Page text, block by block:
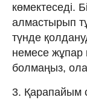
көмектеседі.
алмастырып
түнде
немесе жұпар
болмаңыз,
3. Қарапайым